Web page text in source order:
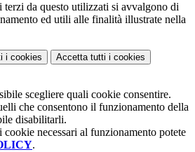
terzi da questo utilizzati si avvalgono di
ed utili alle finalità illustrate nella
i cookies Accetta tutti i cookies
scegliere quali cookie consentire.
che consentono il funzionamento della
disabilitarli.
cookie necessari al funzionamento potete
.